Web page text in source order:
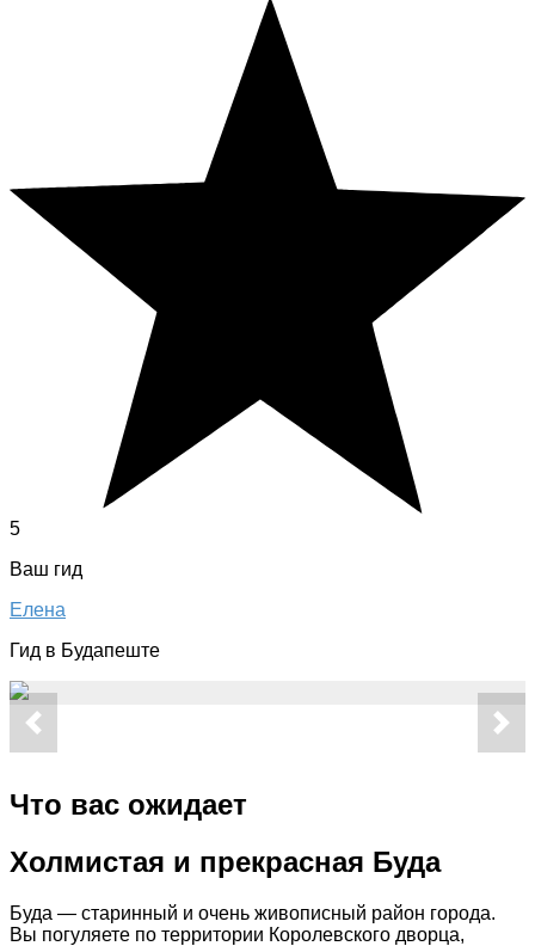
5
Ваш гид
Елена
Гид в Будапеште
Что вас ожидает
Холмистая и прекрасная Буда
Буда — старинный и очень живописный район города.
Вы погуляете по территории Королевского дворца,